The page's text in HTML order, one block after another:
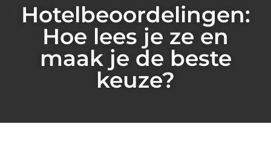
Hotelbeoordelingen:
Hoe lees je ze en
maak je de beste
keuze?